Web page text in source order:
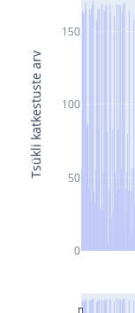
0
50
100
150
Tsükli katkestuste arv